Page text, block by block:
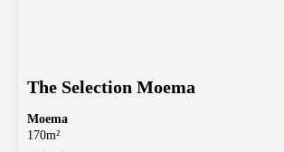
The Selection Moema
Moema
170m²